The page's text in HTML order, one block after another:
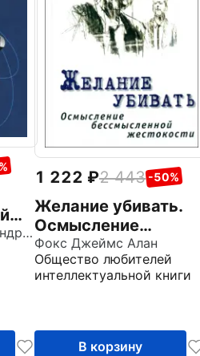
Лискин Юрий Александрович
1 222 2 443 -50%
Желание убивать.
Осмысление
бессмысленной
жестокости
Фокс Джеймс Алан
Общество любителей
интеллектуальной книги
В корзину